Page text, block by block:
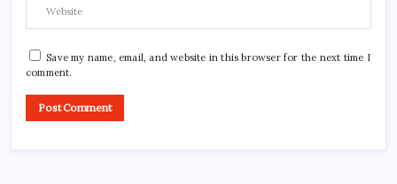
Save my name, email, and website in this browser for the next time I
comment.